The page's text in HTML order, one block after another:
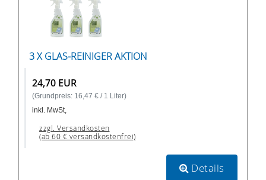
3 X GLAS-REINIGER AKTION
24,70 EUR
(Grundpreis: 16,47 € / 1 Liter)
inkl. MwSt,
zzgl. Versandkosten
(ab 60 € versandkostenfrei)
Details